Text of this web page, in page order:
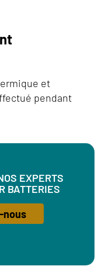
et
pendant
EXPERTS
BATTERIES
nous